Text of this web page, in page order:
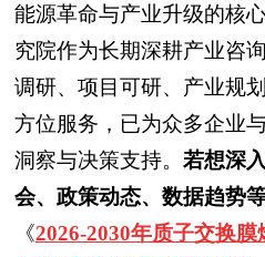
能源革命与产业升级的核
究院作为长期深耕产业咨
调研、项目可研、产业规
方位服务，已为众多企业
洞察与决策支持。 若想深
会、政策动态、数据趋势
《2026-2030年质子交换